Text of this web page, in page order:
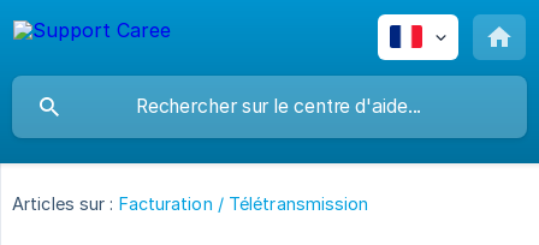
Articles sur : Facturation / Télétransmission